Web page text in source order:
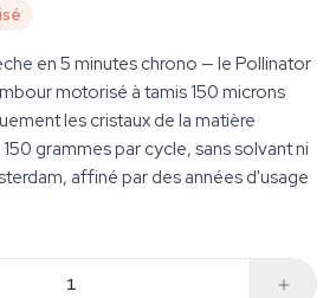
en 5 minutes chrono — le Pollinator
motorisé à tamis 150 microns
les cristaux de la matière
grammes par cycle, sans solvant ni
affiné par des années d'usage